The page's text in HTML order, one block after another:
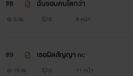
#8 ฉันชอบคนโตกว่า
9.8k 0 8 หน้า
#9 เธอผิดสัญญา nc
10.4k 0 11 หน้า